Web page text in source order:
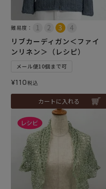
難易度：
リブカーディガン＜ファイ
ンリネン＞（レシピ）
メール便10個まで可
¥110税込
カートに入れる